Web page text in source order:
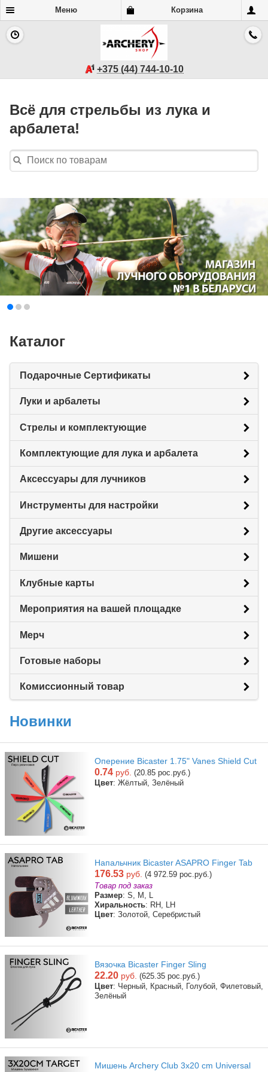
Меню Корзина
+375 (44) 744-10-10
Всё для стрельбы из лука и
арбалета!
Каталог
Подарочные Сертификаты
Луки и арбалеты
Стрелы и комплектующие
Комплектующие для лука и арбалета
Аксессуары для лучников
Инструменты для настройки
Другие аксессуары
Мишени
Клубные карты
Мероприятия на вашей площадке
Мерч
Готовые наборы
Комиссионный товар
Новинки
Оперение Bicaster 1.75" Vanes Shield Cut
0.74 руб. (20.85 рос.руб.)
Цвет: Жёлтый, Зелёный
Напальчник Bicaster ASAPRO Finger Tab
176.53 руб. (4 972.59 рос.руб.)
Товар под заказ
Размер: S, M, L
Хиральность: RH, LH
Цвет: Золотой, Серебристый
Вязочка Bicaster Finger Sling
22.20 руб. (625.35 рос.руб.)
Цвет: Черный, Красный, Голубой, Филетовый,
Зелёный
Мишень Archery Club 3x20 cm Universal